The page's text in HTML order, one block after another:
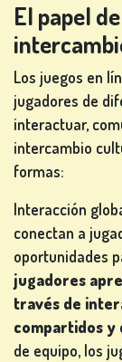
JUEGOS
DE
LOTERÍA
JUEGOS
DE
MESA
OTROS
JUEGOS
El papel
Los juegos en
jugadores de
interactuar,
intercambio
formas:
Interacción
conectan a
oportunidades
jugadores
través de
compartidos y
de equipo, los